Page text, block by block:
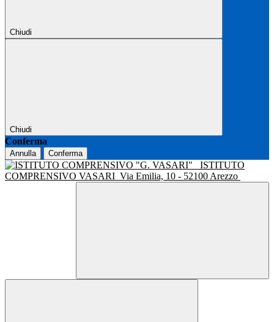
Chiudi
Chiudi
Conferma
Annulla Conferma
ISTITUTO
COMPRENSIVO VASARI Via Emilia, 10 - 52100 Arezzo